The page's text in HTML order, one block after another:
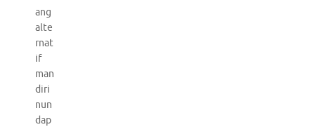
ang
alte
rnat
if
man
diri
nun
dap